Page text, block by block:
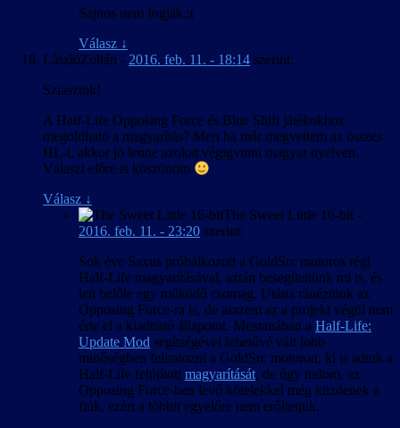
Sajnos nem fogják.:(
Válasz ↓
LászlóZoltán - 2016. feb. 11. - 18:14 szerint:
Sziasztok!
A Half-Life Opposing Force és Blue Shift játékokhoz
megoldható a magyarítás? Mert ha már megvettem az összes
HL-t, akkor jó lenne azokat végigvinni magyar nyelven.
Választ előre is köszönöm
Válasz ↓
The Sweet Little 16-bit -
2016. feb. 11. - 23:20 szerint:
Sok éve Saxus próbálkozott a GoldSrc motoros régi
Half-Life magyarításával, aztán besegítettünk mi is, és
lett belőle egy működő csomag. Utána ránéztünk az
Opposing Force-ra is, de asszem az a projekt végül nem
érte el a kiadható állapotot. Mostanában a Half-Life:
Update Mod segítségével lehetővé vált jobb
minőségben feliratozni a GoldSrc motoron, ki is adtuk a
Half-Life felújított magyarítását, de úgy tudom, az
Opposing Force-ban levő kötelekkel még küzdenek a
fiúk, ezért a többit egyelőre nem erőltetjük.